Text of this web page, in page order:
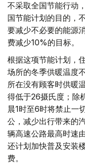
不采取全国节能行动
国节能计划的目的，
要减少不必要的能源
费减少10%的目标。
根据这项节能计划，
场所的冬季供暖温度
所在没有顾客时供暖
得低于26摄氏度；除
晨1时至6时将禁止一
公，减少出行带来的
辆高速公路最高时速
还计划加快普及安装
费。